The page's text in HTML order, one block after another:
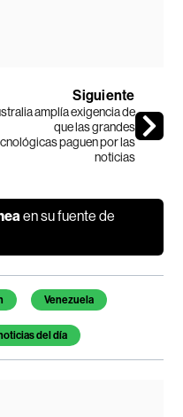
Siguiente
amplía exigencia de
que las grandes
paguen por las
noticias
en su fuente de
Venezuela
del día